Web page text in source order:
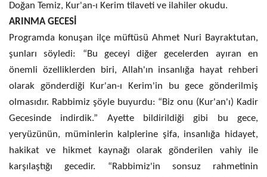
Doğan Temiz, Kur'an-ı Kerim tilaveti ve ilahiler okudu.
ARINMA GECESİ
Programda konuşan ilçe müftüsü Ahmet Nuri Bayraktutan,
şunları söyledi: “Bu geceyi diğer gecelerden ayıran en
önemli özelliklerden biri, Allah'ın insanlığa hayat rehberi
olarak gönderdiği Kur'an-ı Kerim'in bu gece gönderilmiş
olmasıdır. Rabbimiz şöyle buyurdu: “Biz onu (Kur'an'ı) Kadir
Gecesinde indirdik.” Ayette bildirildiği gibi bu gece,
yeryüzünün, müminlerin kalplerine şifa, insanlığa hidayet,
hakikat ve hikmet kaynağı olarak gönderilen vahiy ile
karşılaştığı gecedir. “Rabbimiz'in sonsuz rahmetinin